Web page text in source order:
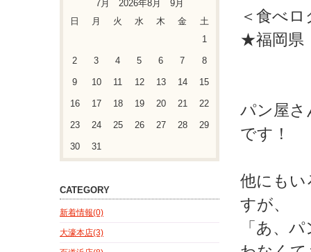
＜食べ
★福岡県
パン屋さ
です！
他にも
すが、
「あ、
7月 2026年8月 9月
日
月 火 水 木 金
土
1
2 3 4 5 6 7 8
9 10 11 12 13 14 15
16 17 18 19 20 21 22
23 24 25 26 27 28 29
30 31
CATEGORY
新着情報(0)
大濠本店(3)